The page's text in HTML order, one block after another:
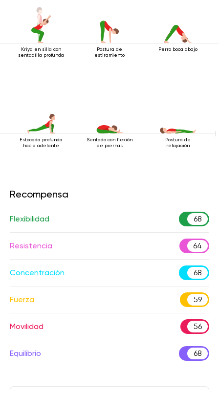
Kriya en silla con
sentadilla profunda
Postura de
estiramiento
Perro boca abajo
Estocada profunda
hacia adelante
Sentado con flexión
de piernas
Postura de
relajación
Recompensa
Flexibilidad 68
Resistencia 64
Concentración 68
Fuerza 59
Movilidad 56
Equilibrio 68